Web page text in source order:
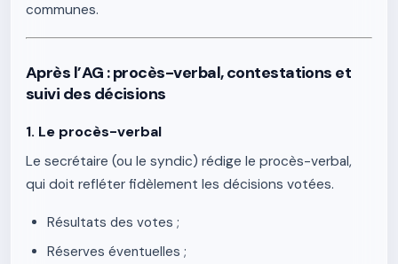
communes.
Après l’AG : procès-verbal, contestations et
suivi des décisions
1. Le procès-verbal
Le secrétaire (ou le syndic) rédige le procès-verbal,
qui doit refléter fidèlement les décisions votées.
Résultats des votes ;
Réserves éventuelles ;